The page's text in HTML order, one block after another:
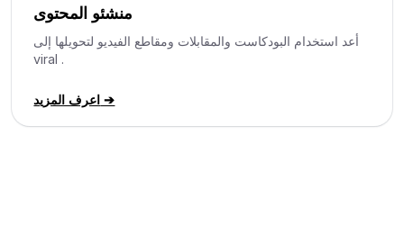
منشئو المحتوى
أعد استخدام البودكاست والمقابلات ومقاطع الفيديو لتحويلها إلى
viral .
اعرف المزيد ➔